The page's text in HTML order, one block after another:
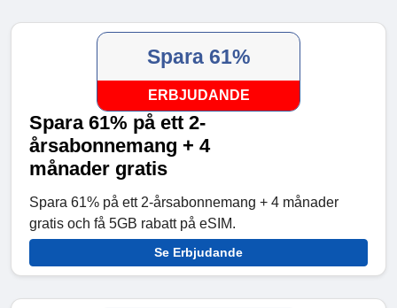
Spara 61%
ERBJUDANDE
Spara 61% på ett 2-
årsabonnemang + 4
månader gratis
Spara 61% på ett 2-årsabonnemang + 4 månader
gratis och få 5GB rabatt på eSIM.
Se Erbjudande